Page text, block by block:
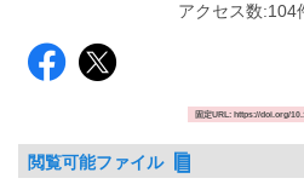
アクセス数:104
固定URL: https://doi.org/
閲覧可能ファイル